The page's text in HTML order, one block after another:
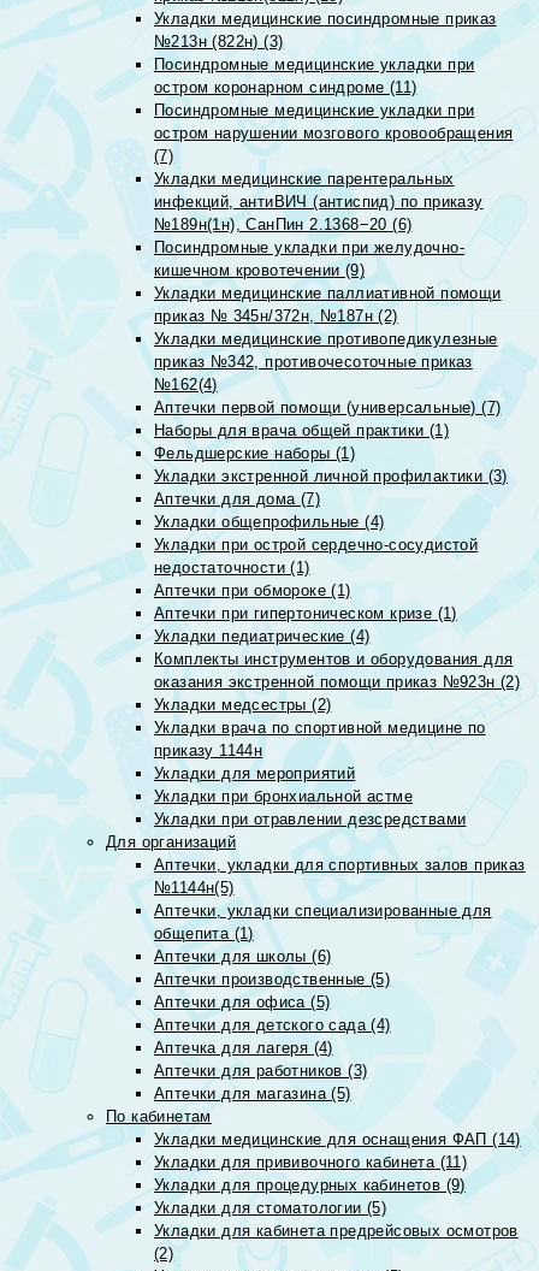
Укладки медицинские посиндромные приказ
№213н (822н) (3)
Посиндромные медицинские укладки при
остром коронарном синдроме (11)
Посиндромные медицинские укладки при
остром нарушении мозгового кровообращения
(7)
Укладки медицинские парентеральных
инфекций, антиВИЧ (антиспид) по приказу
№189н(1н), СанПин 2.1368−20 (6)
Посиндромные укладки при желудочно-
кишечном кровотечении (9)
Укладки медицинские паллиативной помощи
приказ № 345н/372н, №187н (2)
Укладки медицинские противопедикулезные
приказ №342, противочесоточные приказ
№162(4)
Аптечки первой помощи (универсальные) (7)
Наборы для врача общей практики (1)
Фельдшерские наборы (1)
Укладки экстренной личной профилактики (3)
Аптечки для дома (7)
Укладки общепрофильные (4)
Укладки при острой сердечно-сосудистой
недостаточности (1)
Аптечки при обмороке (1)
Аптечки при гипертоническом кризе (1)
Укладки педиатрические (4)
Комплекты инструментов и оборудования для
оказания экстренной помощи приказ №923н (2)
Укладки медсестры (2)
Укладки врача по спортивной медицине по
приказу 1144н
Укладки для мероприятий
Укладки при бронхиальной астме
Укладки при отравлении дезсредствами
Для организаций
Аптечки, укладки для спортивных залов приказ
№1144н(5)
Аптечки, укладки специализированные для
общепита (1)
Аптечки для школы (6)
Аптечки производственные (5)
Аптечки для офиса (5)
Аптечки для детского сада (4)
Аптечка для лагеря (4)
Аптечки для работников (3)
Аптечки для магазина (5)
По кабинетам
Укладки медицинские для оснащения ФАП (14)
Укладки для прививочного кабинета (11)
Укладки для процедурных кабинетов (9)
Укладки для стоматологии (5)
Укладки для кабинета предрейсовых осмотров
(2)